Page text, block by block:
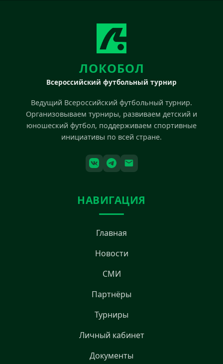
ЛОКОБОЛ
Всероссийский футбольный турнир
Ведущий Всероссийский футбольный турнир.
Организовываем турниры, развиваем детский и
юношеский футбол, поддерживаем спортивные
инициативы по всей стране.
НАВИГАЦИЯ
Главная
Новости
СМИ
Партнёры
Турниры
Личный кабинет
Документы